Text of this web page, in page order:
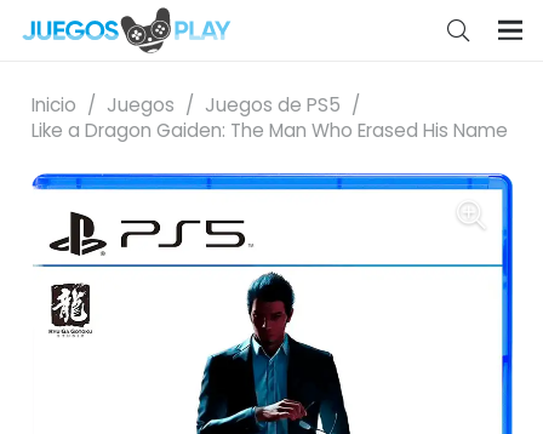
Inicio / Juegos / Juegos de PS5 /
Like a Dragon Gaiden: The Man Who Erased His Name